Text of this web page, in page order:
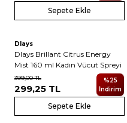
Sepete Ekle
Dlays
Dlays Brillant Citrus Energy
Mist 160 ml Kadın Vücut Spreyi
399,00TL
299,25 TL
%25
İndirim
Sepete Ekle